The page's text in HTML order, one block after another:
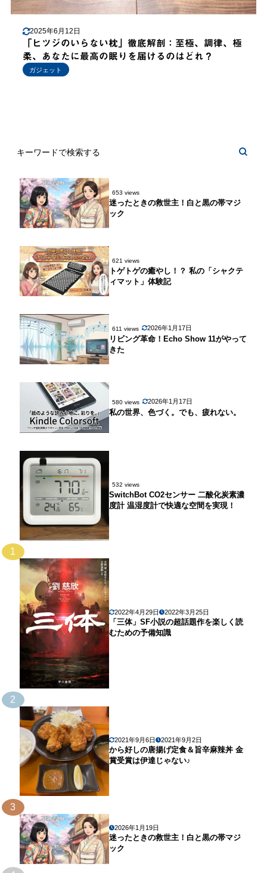
2025年6月12日
「ヒツジのいらない枕」徹底解剖：至極、調律、極
柔、あなたに最高の眠りを届けるのはどれ？
ガジェット
653 views
迷ったときの救世主！白と黒の帯マジ
ック
621 views
トゲトゲの癒やし！？ 私の「シャクテ
ィマット」体験記
611 views 2026年1月17日
リビング革命！Echo Show 11がやって
きた
580 views 2026年1月17日
私の世界、色づく。でも、疲れない。
532 views
SwitchBot CO2センサー 二酸化炭素濃
度計 温湿度計で快適な空間を実現！
1
2022年4月29日 2022年3月25日
「三体」SF小説の超話題作を楽しく読
むための予備知識
2
2021年9月6日 2021年9月2日
から好しの唐揚げ定食＆旨辛麻辣丼 金
賞受賞は伊達じゃない♪
3
2026年1月19日
迷ったときの救世主！白と黒の帯マジ
ック